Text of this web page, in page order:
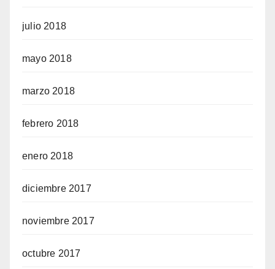
julio 2018
mayo 2018
marzo 2018
febrero 2018
enero 2018
diciembre 2017
noviembre 2017
octubre 2017